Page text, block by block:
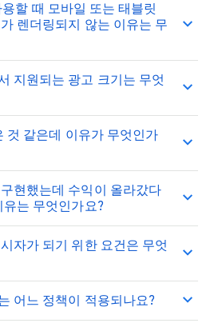
할 때 모바일 또는 태블릿
렌더링되지 않는 이유는 무
지원되는 광고 크기는 무엇
것 같은데 이유가 무엇인가
현했는데 수익이 올라갔다
는 무엇인가요?
자가 되기 위한 요건은 무엇
어느 정책이 적용되나요?